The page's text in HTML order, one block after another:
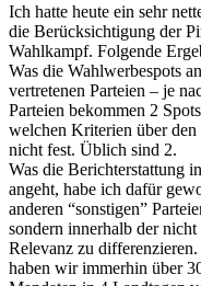
Ich hatte heute ein sehr
die Berücksichtigung der
Wahlkampf. Folgende
Was die Wahlwerbespots
vertretenen Parteien – je
Parteien bekommen 2
welchen Kriterien über
nicht fest. Üblich sind 2.
Was die Berichterstattung
angeht, habe ich dafür
anderen “sonstigen”
sondern innerhalb der
Relevanz zu
haben wir immerhin über